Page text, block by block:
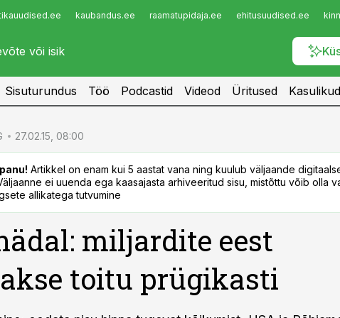
kaubandus.ee raamatupidaja.ee ehitusuudised.ee
Infopank
Sisuturundus Töö Podcastid Videod Üritused
27.02.15, 08:00
Artikkel on enam kui 5 aastat vana ning kuulub väljaande
ei uuenda ega kaasajasta arhiveeritud sisu, mistõttu võib olla
allikatega tutvumine
miljardite eest
toitu prügikasti